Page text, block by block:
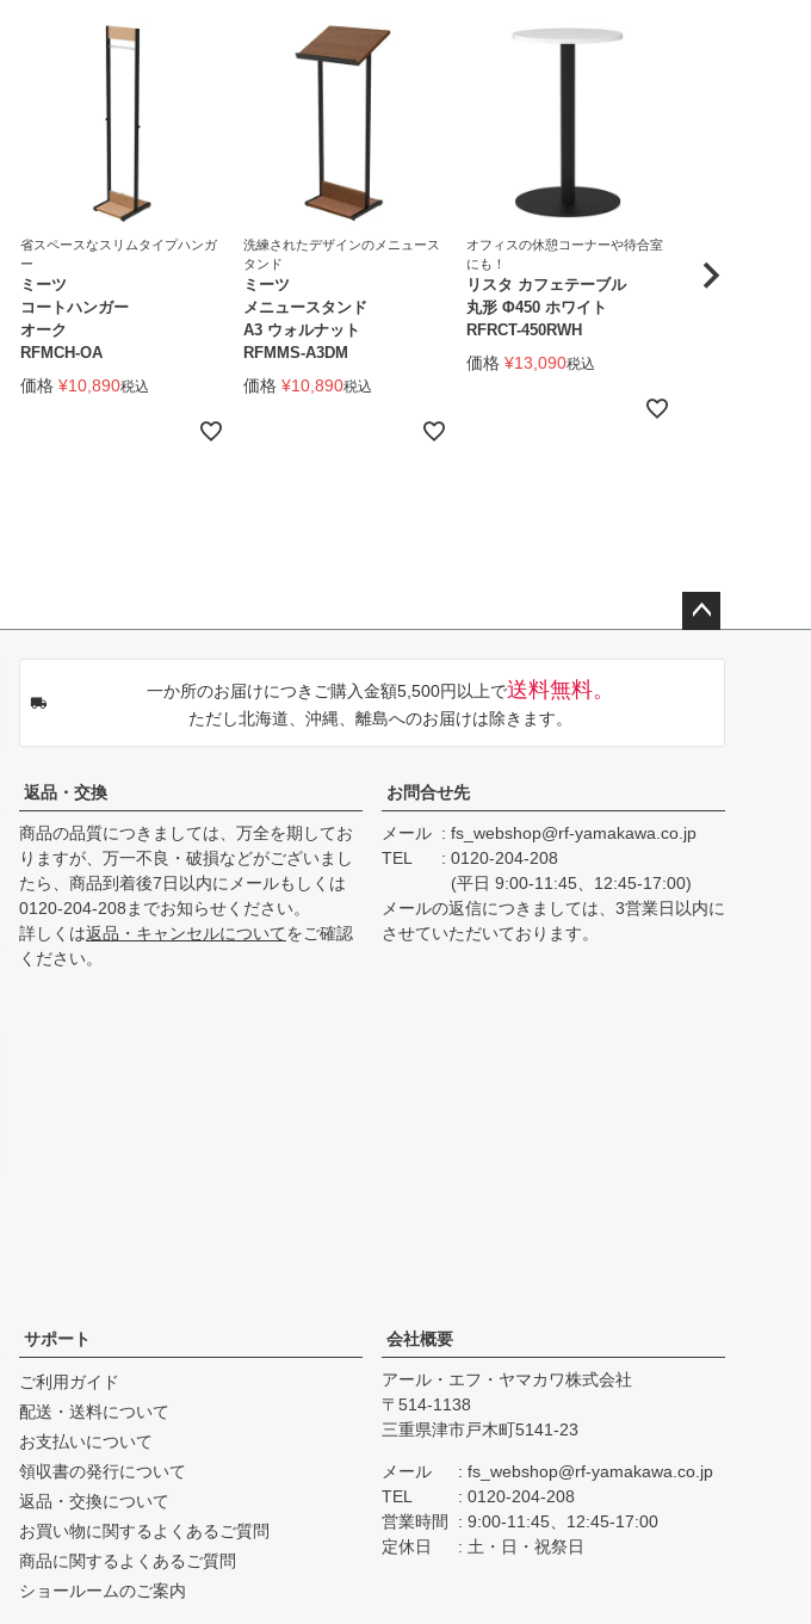
省スペースなスリムタイプハンガ
ー
ミーツ
コートハンガー
オーク
RFMCH-OA
価格 ¥10,890税込
洗練されたデザインのメニュース
タンド
ミーツ
メニュースタンド
A3 ウォルナット
RFMMS-A3DM
価格 ¥10,890税込
オフィスの休憩コーナーや待合室
にも！
リスタ カフェテーブル
丸形 Φ450 ホワイト
RFRCT-450RWH
価格 ¥13,090税込
にも！
リスタ カフェテ
一か所のお届けにつきご購入金額5,500円以上で送料無料。
ただし北海道、沖縄、離島へのお届けは除きます。
返品・交換
商品の品質につきましては、万全を期してお
りますが、万一不良・破損などがございまし
たら、商品到着後7日以内にメールもしくは
0120-204-208までお知らせください。
詳しくは返品・キャンセルについてをご確認
ください。
お問合せ先
メール
fs_webshop@rf-yamakawa.co.jp
TEL
0120-204-208
(平日 9:00-11:45、12:45-17:00)
メールの返信につきましては、3営業日以内に
させていただいております。
サポート
ご利用ガイド
配送・送料について
お支払いについて
領収書の発行について
返品・交換について
お買い物に関するよくあるご質問
商品に関するよくあるご質問
ショールームのご案内
会社概要
アール・エフ・ヤマカワ株式会社
514-1138
三重県津市戸木町5141-23
メール
fs_webshop@rf-yamakawa.co.jp
TEL
0120-204-208
営業時間
9:00-11:45、12:45-17:00
定休日
土・日・祝祭日